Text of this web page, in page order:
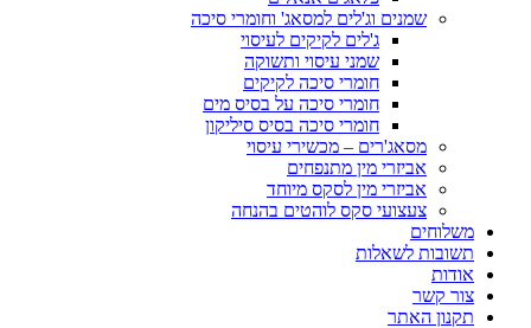
שמנים וג'לים למסאג' וחומרי סיכה
ג'לים לקיקים לעיסוי
שמני עיסוי ותשוקה
חומרי סיכה לקיקים
חומרי סיכה על בסיס מים
חומרי סיכה בסיס סיליקון
מסאג'רים – מכשירי עיסוי
אביזרי מין מתנפחים
אביזרי מין לסקס מיוחד
צעצועי סקס לוהטים בהנחה
משלוחים
תשובות לשאלות
אודות
צור קשר
תקנון האתר